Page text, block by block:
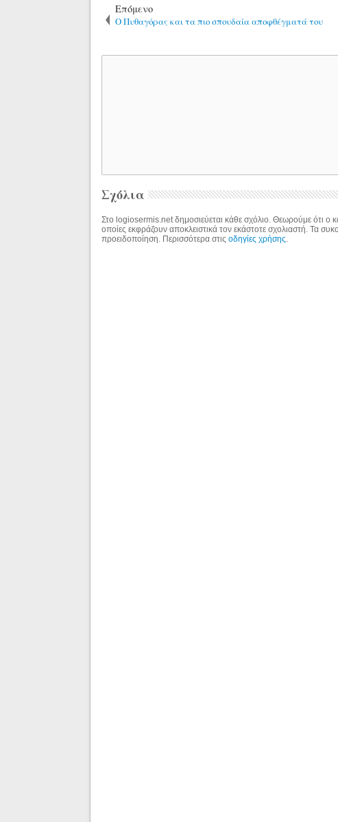
Επόμενο
Ο Πυθαγόρας και τα πιο σπουδαία αποφθέγματά του
Σχόλια
Στο logiosermis.net δημοσιεύεται κάθε σχόλιο. Θεωρούμε ότι ο
οποίες εκφράζουν αποκλειστικά τον εκάστοτε σχολιαστή. Τα
προειδοποίηση. Περισσότερα στιςοδηγίες χρήσης